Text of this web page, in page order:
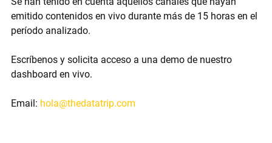
emitido contenidos en vivo durante más de 15 horas en el
período analizado.
Escríbenos y solicita acceso a una demo de nuestro
dashboard en vivo.
Email: hola@thedatatrip.com